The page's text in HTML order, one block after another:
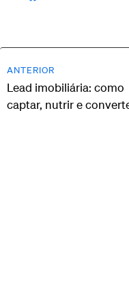
ANTERIOR
Lead imobiliária: como
captar, nutrir e